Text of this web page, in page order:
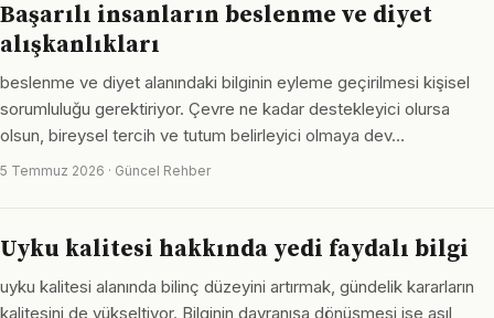
Başarılı insanların beslenme ve diyet
alışkanlıkları
beslenme ve diyet alanındaki bilginin eyleme geçirilmesi kişisel
sorumluluğu gerektiriyor. Çevre ne kadar destekleyici olursa
olsun, bireysel tercih ve tutum belirleyici olmaya dev…
5 Temmuz 2026 · Güncel Rehber
Uyku kalitesi hakkında yedi faydalı bilgi
uyku kalitesi alanında bilinç düzeyini artırmak, gündelik kararların
kalitesini de yükseltiyor. Bilginin davranışa dönüşmesi ise asıl